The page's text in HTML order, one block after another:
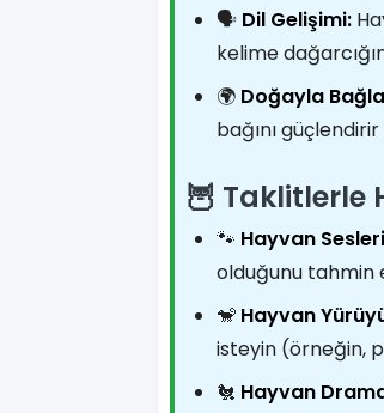
🗣️ Dil Gelişimi:
kelime
🌍 Doğayla
bağını
🦉 Taklitlerle
🐾 Hayvan
olduğunu tahmin
🐒 Hayvan
isteyin (örneğin,
🐔 Hayvan